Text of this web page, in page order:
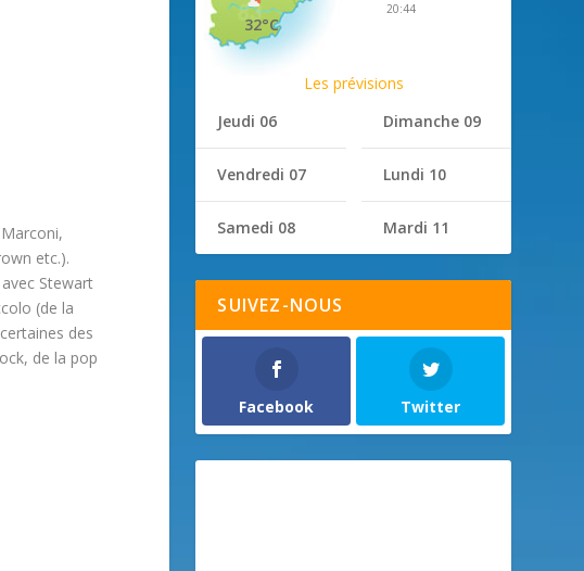
etc.).
Stewart
(de la
des
de la pop
32°C
20:44
Les prévisions
Jeudi 06
Vendredi 07
Samedi 08
Dimanche 09
Lundi 10
Mardi 11
SUIVEZ-NOUS
Facebook Twitter